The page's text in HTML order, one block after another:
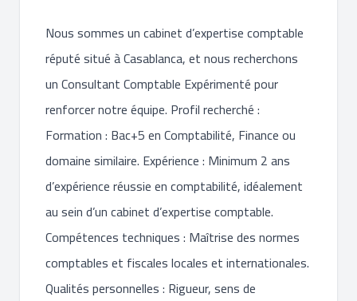
Nous sommes un cabinet d’expertise comptable
réputé situé à Casablanca, et nous recherchons
un Consultant Comptable Expérimenté pour
renforcer notre équipe. Profil recherché :
Formation : Bac+5 en Comptabilité, Finance ou
domaine similaire. Expérience : Minimum 2 ans
d’expérience réussie en comptabilité, idéalement
au sein d’un cabinet d’expertise comptable.
Compétences techniques : Maîtrise des normes
comptables et fiscales locales et internationales.
Qualités personnelles : Rigueur, sens de